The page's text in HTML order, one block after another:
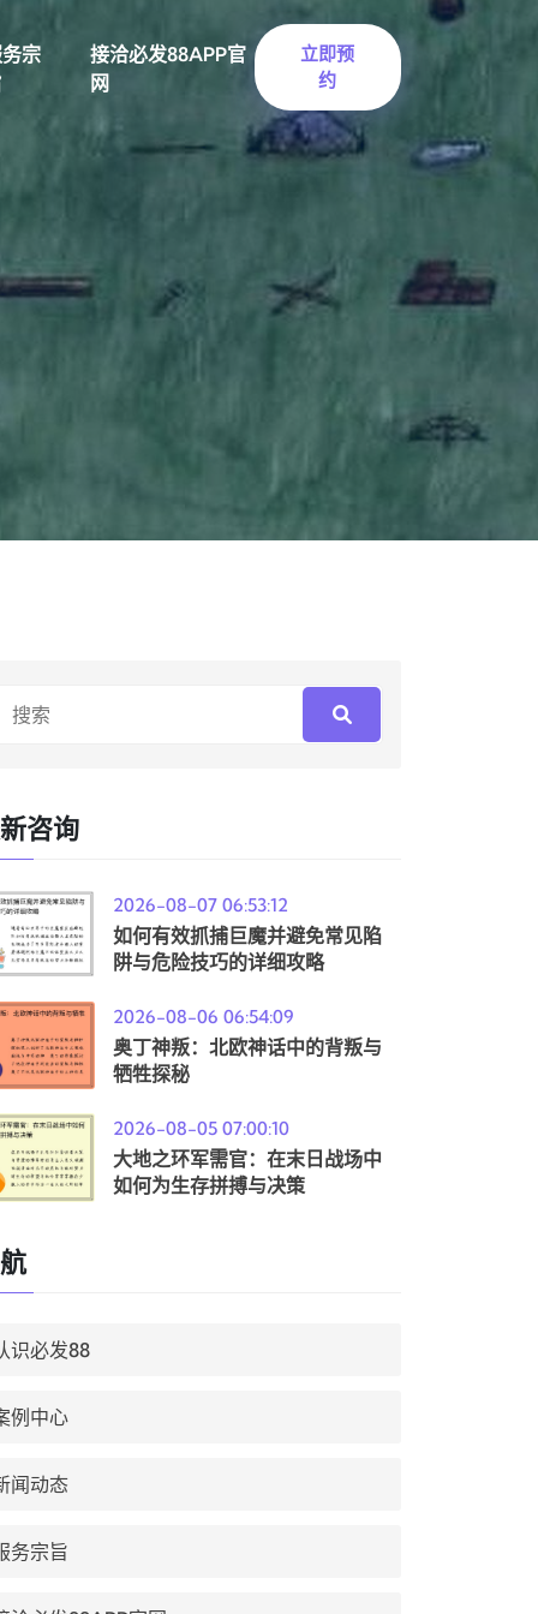
宗
接洽必发88APP官
网
立即预
约
咨询
2026-08-07 06:53:12
如何有效抓捕巨魔并避免常见陷
阱与危险技巧的详细攻略
2026-08-06 06:54:09
奥丁神叛：北欧神话中的背叛与
牺牲探秘
2026-08-05 07:00:10
大地之环军需官：在末日战场中
如何为生存拼搏与决策
识必发88
例中心
闻动态
务宗旨